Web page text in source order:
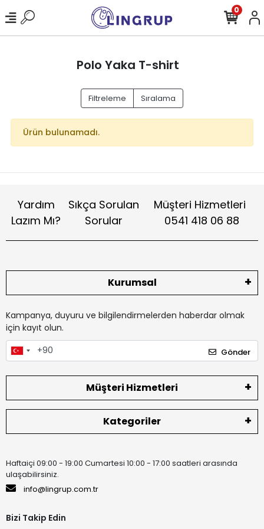
0
Polo Yaka T-shirt
Filtreleme Sıralama
Ürün bulunamadı.
Yardım
Lazım Mı?
Sıkça Sorulan
Sorular
Müşteri Hizmetleri
0541 418 06 88
Kurumsal
Kampanya, duyuru ve bilgilendirmelerden haberdar olmak
için kayıt olun.
Gönder
Müşteri Hizmetleri
Kategoriler
Haftaiçi 09:00 - 19:00 Cumartesi 10:00 - 17:00 saatleri arasında
ulaşabilirsiniz.
info@lingrup.com.tr
Bizi Takip Edin